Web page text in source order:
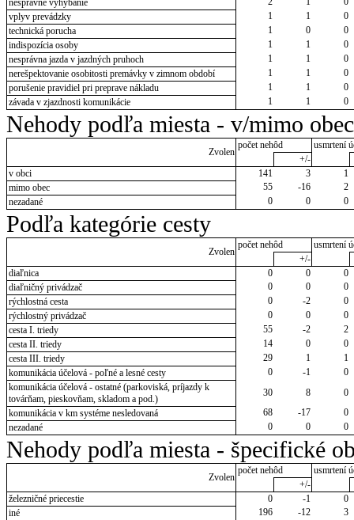
vplyv prevádzky
1 1
0
technická porucha
1 0
0
indispozícia osoby
1 1
0
nesprávna jazda v jazdných pruhoch
1 1
0
nerešpektovanie osobitosti premávky v zimnom období
1 1
0
porušenie pravidiel pri preprave nákladu
1 1
0
závada v zjazdnosti komunikácie
1 1 0
Nehody podľa miesta - v/mimo obec
Zvolen
počet nehôd
usmrtení
+/-
v obci
141 3
1
mimo obec
55 -16
2
nezadané
0 0 0
Podľa kategórie cesty
Zvolen
počet nehôd
usmrtení
+/-
diaľnica
0 0
0
diaľničný privádzač
0 0
0
rýchlostná cesta
0 -2
0
rýchlostný privádzač
0 0
0
cesta I. triedy
55 -2
2
cesta II. triedy
14 0
0
cesta III. triedy
29 1
1
komunikácia účelová - poľné a lesné cesty
0 -1
0
komunikácia účelová - ostatné (parkoviská, príjazdy k
továrňam, pieskovňam, skladom a pod.)
30 8
0
komunikácia v km systéme nesledovaná
68 -17
0
nezadané
0 0 0
Nehody podľa miesta - špecifické
Zvolen
počet nehôd
usmrtení
+/-
železničné priecestie
0 -1
0
iné
196 -12
3